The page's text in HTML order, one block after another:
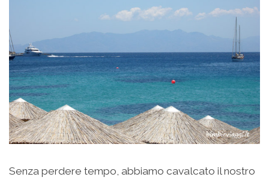
Senza perdere tempo, abbiamo cavalcato il nostro